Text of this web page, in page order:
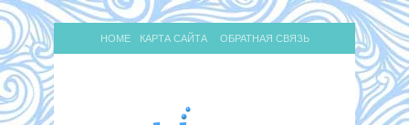
HOME КАРТА САЙТА ОБРАТНАЯ СВЯЗЬ